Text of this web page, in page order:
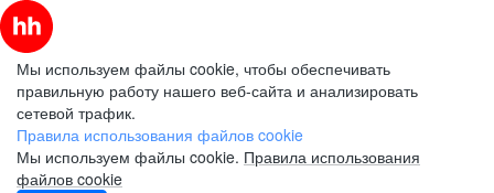
Мы используем файлы cookie, чтобы обеспечивать
правильную работу нашего веб-сайта и анализировать
сетевой трафик.
Правила использования файлов cookie
Мы используем файлы cookie. Правила использования
файлов cookie